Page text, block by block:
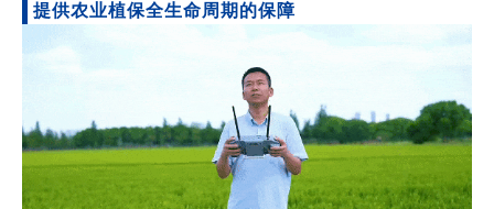
提供农业植保全生命周期的保障